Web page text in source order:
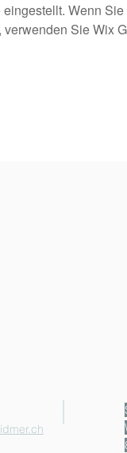
Wenn
verwenden Sie Wix